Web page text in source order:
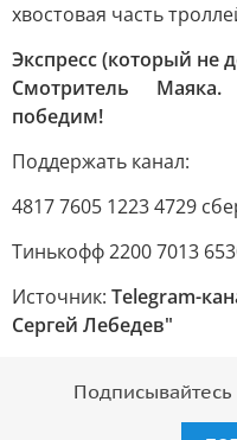
хвостовая часть
Экспресс (который не
Смотритель Маяка.
победим!
Поддержать канал:
4817 7605 1223 4729
Тинькофф 2200 7013
Источник: Telegram-
Сергей Лебедев"